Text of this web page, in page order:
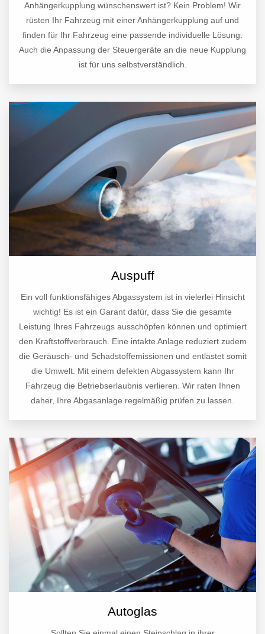
Anhängerkupplung wünschenswert ist? Kein Problem! Wir
rüsten Ihr Fahrzeug mit einer Anhängerkupplung auf und
finden für Ihr Fahrzeug eine passende individuelle Lösung.
Auch die Anpassung der Steuergeräte an die neue Kupplung
ist für uns selbstverständlich.
Auspuff
Ein voll funktionsfähiges Abgassystem ist in vielerlei Hinsicht
wichtig! Es ist ein Garant dafür, dass Sie die gesamte
Leistung Ihres Fahrzeugs ausschöpfen können und optimiert
den Kraftstoffverbrauch. Eine intakte Anlage reduziert zudem
die Geräusch- und Schadstoffemissionen und entlastet somit
die Umwelt. Mit einem defekten Abgassystem kann Ihr
Fahrzeug die Betriebserlaubnis verlieren. Wir raten Ihnen
daher, Ihre Abgasanlage regelmäßig prüfen zu lassen.
Autoglas